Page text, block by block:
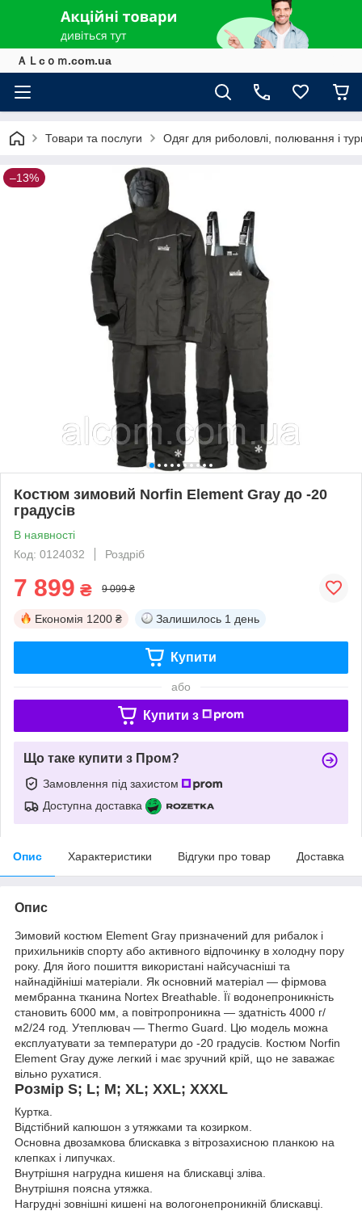
ＡＬcｏｍ.com.ua
Товари та послуги Одяг для риболовлі, полювання і
–13%
Костюм зимовий Norfin Element Gray до -20
градусів
В наявності
Код: 0124032
Роздріб
7 899 ₴ 9 099 ₴
Економія 1200 ₴ Залишилось 1 день
Купити
або
Купити з
Що таке купити з Пром?
Замовлення під захистом
Доступна доставка
Опис Характеристики Відгуки про товар Доставка
Опис
Зимовий костюм Element Gray призначений для рибалок і
прихильників спорту або активного відпочинку в холодну пору
року. Для його пошиття використані найсучасніші та
найнадійніші матеріали. Як основний матеріал — фірмова
мембранна тканина Nortex Breathable. Її водонепроникність
становить 6000 мм, а повітропроникна — здатність 4000 г/
м2/24 год. Утеплювач — Thermo Guard. Цю модель можна
експлуатувати за температури до -20 градусів. Костюм Norfin
Element Gray дуже легкий і має зручний крій, що не заважає
вільно рухатися.
Розмір S; L; M; XL; XXL; XXXL
Куртка.
Відстібний капюшон з утяжками та козирком.
Основна двозамкова блискавка з вітрозахисною планкою на
клепках і липучках.
Внутрішня нагрудна кишеня на блискавці зліва.
Внутрішня поясна утяжка.
Нагрудні зовнішні кишені на вологонепроникній блискавці.